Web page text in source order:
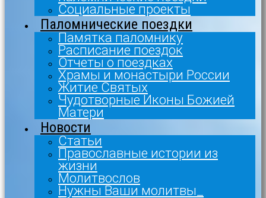
Социальные проекты
Паломнические поездки
Памятка паломнику
Расписание поездок
Отчеты о поездках
Храмы и монастыри России
Житие Святых
Чудотворные Иконы Божией
Матери
Новости
Статьи
Православные истории из
жизни
Молитвослов
Нужны Ваши молитвы_